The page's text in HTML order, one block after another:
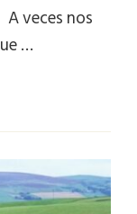
veces nos
…